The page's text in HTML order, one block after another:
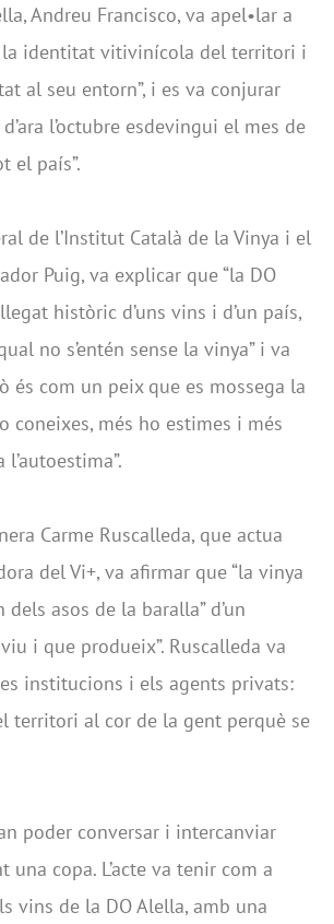
Andreu Francisco, va apel•lar a
la identitat vitivinícola del territori i
al seu entorn”, i es va conjurar
l’octubre esdevingui el mes de
el país”.
de l’Institut Català de la Vinya i el
Puig, va explicar que “la DO
històric d’uns vins i d’un país,
no s’entén sense la vinya” i va
és com un peix que es mossega la
coneixes, més ho estimes i més
l’autoestima”.
Carme Ruscalleda, que actua
del Vi+, va afirmar que “la vinya
asos de la baralla” d’un
i que produeix”. Ruscalleda va
institucions i els agents privats:
territori al cor de la gent perquè se
poder conversar i intercanviar
copa. L’acte va tenir com a
vins de la DO Alella, amb una